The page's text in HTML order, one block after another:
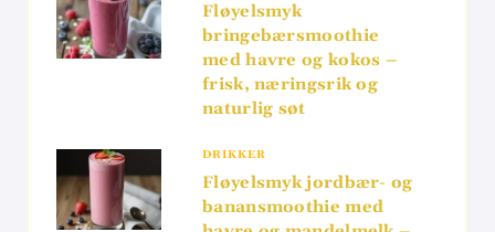
Fløyelsmyk
bringebærsmoothie
med havre og kokos –
frisk, næringsrik og
naturlig søt
DRIKKER
Fløyelsmyk jordbær- og
banansmoothie med